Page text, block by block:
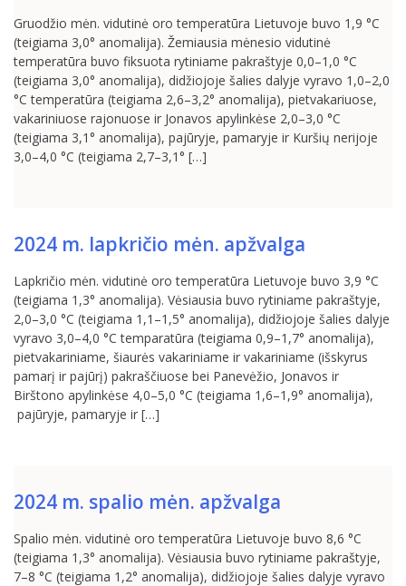
Grąžinti
viską
į
pradinę
būseną
cached
Gruodžio mėn. vidutinė oro temperatūra Lietuvoje buvo 1,9 °C
(teigiama 3,0° anomalija). Žemiausia mėnesio vidutinė
temperatūra buvo fiksuota rytiniame pakraštyje 0,0–1,0 °C
(teigiama 3,0° anomalija), didžiojoje šalies dalyje vyravo 1,0–2,0
°C temperatūra (teigiama 2,6–3,2° anomalija), pietvakariuose,
vakariniuose rajonuose ir Jonavos apylinkėse 2,0–3,0 °C
(teigiama 3,1° anomalija), pajūryje, pamaryje ir Kuršių nerijoje
3,0–4,0 °C (teigiama 2,7–3,1° […]
2024 m. lapkričio mėn. apžvalga
Lapkričio mėn. vidutinė oro temperatūra Lietuvoje buvo 3,9 °C
(teigiama 1,3° anomalija). Vėsiausia buvo rytiniame pakraštyje,
2,0–3,0 °C (teigiama 1,1–1,5° anomalija), didžiojoje šalies dalyje
vyravo 3,0–4,0 °C temparatūra (teigiama 0,9–1,7° anomalija),
pietvakariniame, šiaurės vakariniame ir vakariniame (išskyrus
pamarį ir pajūrį) pakraščiuose bei Panevėžio, Jonavos ir
Birštono apylinkėse 4,0–5,0 °C (teigiama 1,6–1,9° anomalija),
pajūryje, pamaryje ir […]
2024 m. spalio mėn. apžvalga
Spalio mėn. vidutinė oro temperatūra Lietuvoje buvo 8,6 °C
(teigiama 1,3° anomalija). Vėsiausia buvo rytiniame pakraštyje,
7–8 °C (teigiama 1,2° anomalija), didžiojoje šalies dalyje vyravo